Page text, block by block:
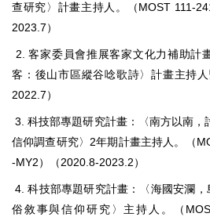
查研究〉計畫主持人。（MOST 111-
2023.7）
2. 客家委員會推展客家文化力補助計
客：後山市區縱谷唸歌詩〉計畫主持
2022.7）
3. 科技部專題研究計畫：〈南方以南，
信仰調查研究〉2年期計畫主持人。（
-MY2）（2020.8-2023.2）
4. 科技部專題研究計畫：〈海國安瀾
俗敘事與信仰研究〉主持人。（